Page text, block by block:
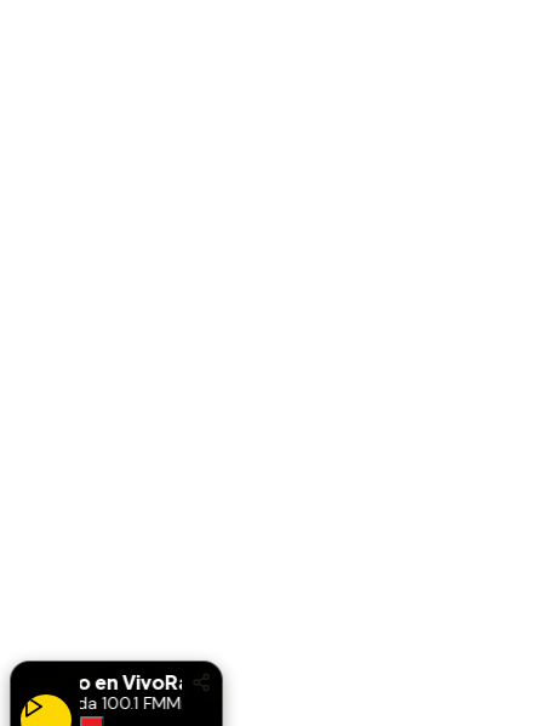
Radio en VivoRadio en Vivo
Miranda 100.1 FMMiranda 100.1 FM